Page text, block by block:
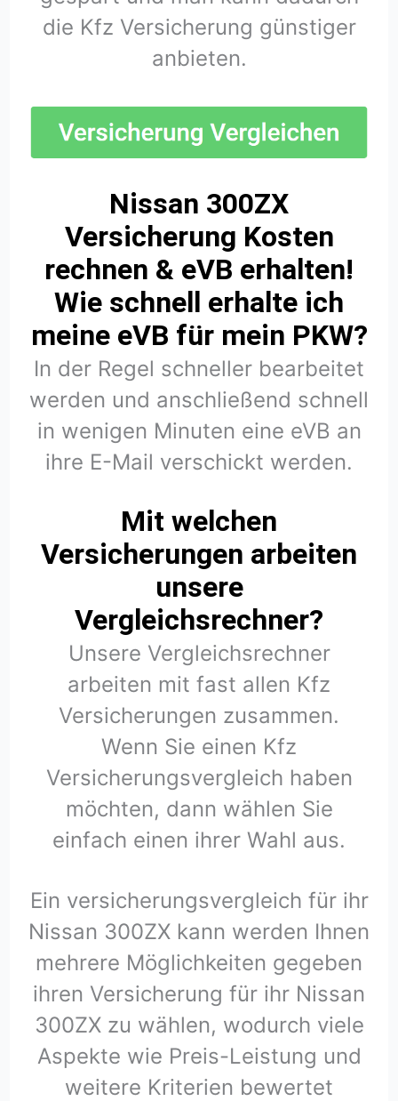
die Kfz Versicherung günstiger
anbieten.
Nissan 300ZX
Versicherung Kosten
rechnen & eVB erhalten!
Wie schnell erhalte ich
meine eVB für mein PKW?
In der Regel schneller bearbeitet
werden und anschließend schnell
in wenigen Minuten eine eVB an
ihre E-Mail verschickt werden.
Mit welchen
Versicherungen arbeiten
unsere
Vergleichsrechner?
Unsere Vergleichsrechner
arbeiten mit fast allen Kfz
Versicherungen zusammen.
Wenn Sie einen Kfz
Versicherungsvergleich haben
möchten, dann wählen Sie
einfach einen ihrer Wahl aus.
Ein versicherungsvergleich für ihr
Nissan 300ZX kann werden Ihnen
mehrere Möglichkeiten gegeben
ihren Versicherung für ihr Nissan
300ZX zu wählen, wodurch viele
Aspekte wie Preis-Leistung und
weitere Kriterien bewertet